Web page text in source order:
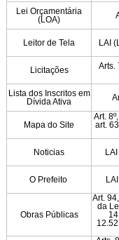
Lei Orçamentária
(LOA)
Leitor de Tela LAI
Licitações
Arts.
Lista dos Inscritos em
Dívida Ativa
Mapa do Site
Art.
art.
Noticias
O Prefeito
Obras Públicas
Art.
da